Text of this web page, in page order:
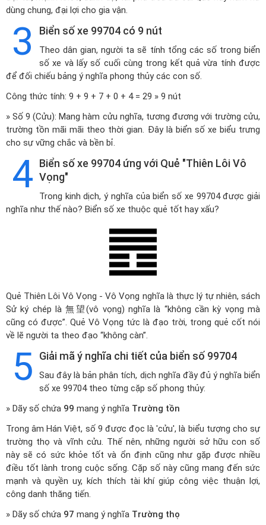
dùng chung, đại lợi cho gia vận.
3 Biển số xe 99704 có 9 nút
Theo dân gian, người ta sẽ tính tổng các số trong biển
số xe và lấy số cuối cùng trong kết quả vừa tính được
để đối chiếu bảng ý nghĩa phong thủy các con số.
Công thức tính: 9 + 9 + 7 + 0 + 4 = 29 » 9 nút
» Số 9 (Cửu): Mang hàm cửu nghĩa, tương đương với trường cửu,
trường tồn mãi mãi theo thời gian. Đây là biển số xe biểu trưng
cho sự vững chắc và bền bỉ.
4 Biển số xe 99704 ứng với Quẻ "Thiên Lôi Vô
Vọng"
Trong kinh dịch, ý nghĩa của biển số xe 99704 được giải
nghĩa như thế nào? Biển số xe thuộc quẻ tốt hay xấu?
Quẻ Thiên Lôi Vô Vọng - Vô Vọng nghĩa là thực lý tự nhiên, sách
Sử ký chép là 無望(vô vọng) nghĩa là “không cần kỳ vọng mà
cũng có được”. Quẻ Vô Vọng tức là đạo trời, trong quẻ cốt nói
về lẽ người ta theo đạo “không càn”.
5 Giải mã ý nghĩa chi tiết của biển số 99704
Sau đây là bản phân tích, dịch nghĩa đầy đủ ý nghĩa biển
số xe 99704 theo từng cặp số phong thủy:
» Dãy số chứa 99 mang ý nghĩa Trường tồn
Trong âm Hán Việt, số 9 được đọc là 'cửu', là biểu tượng cho sự
trường thọ và vĩnh cửu. Thế nên, những người sở hữu con số
này sẽ có sức khỏe tốt và ổn định cũng như gặp được nhiều
điều tốt lành trong cuộc sống. Cặp số này cũng mang đến sức
mạnh và quyền uy, kích thích tài khí giúp công việc thuận lợi,
công danh thăng tiến.
» Dãy số chứa 97 mang ý nghĩa Trường thọ